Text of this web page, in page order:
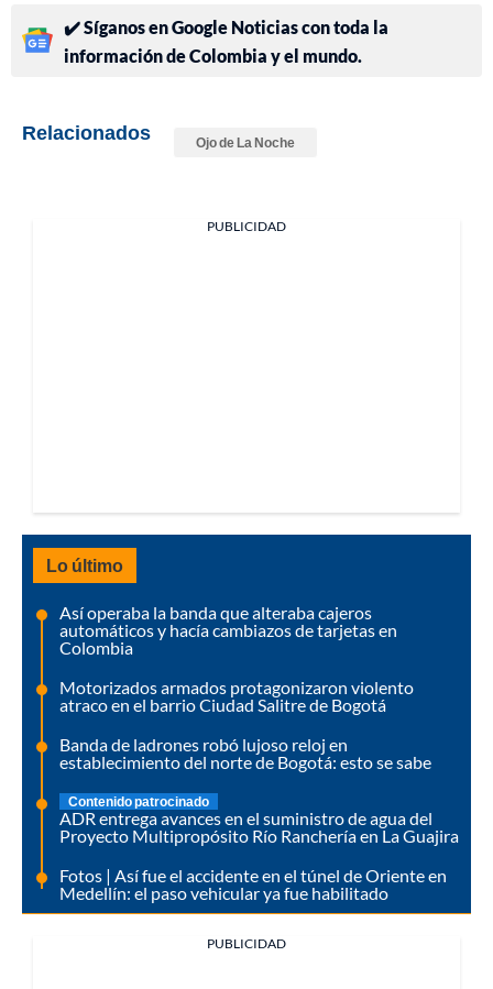
✔️ Síganos en Google Noticias con toda la
información de Colombia y el mundo.
Relacionados Ojo de La Noche
PUBLICIDAD
Lo último
Así operaba la banda que alteraba cajeros
automáticos y hacía cambiazos de tarjetas en
Colombia
Motorizados armados protagonizaron violento
atraco en el barrio Ciudad Salitre de Bogotá
Banda de ladrones robó lujoso reloj en
establecimiento del norte de Bogotá: esto se sabe
Contenido patrocinado
ADR entrega avances en el suministro de agua del
Proyecto Multipropósito Río Ranchería en La Guajira
Fotos | Así fue el accidente en el túnel de Oriente en
Medellín: el paso vehicular ya fue habilitado
PUBLICIDAD